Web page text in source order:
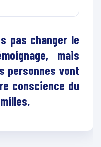
pas changer le
mais
personnes vont
conscience du